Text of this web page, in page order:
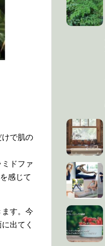
けで肌の
ドファ
感じて
す。今
出てく